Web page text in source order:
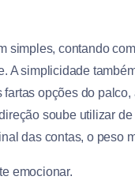
simples, contando
A simplicidade
opções do
soube utilizar
das contas, o peso
emocionar.